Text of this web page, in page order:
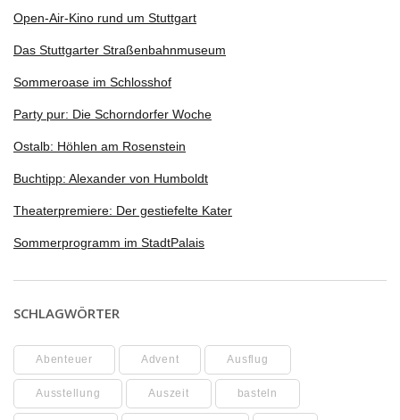
Open-Air-Kino rund um Stuttgart
Das Stuttgarter Straßenbahnmuseum
Sommeroase im Schlosshof
Party pur: Die Schorndorfer Woche
Ostalb: Höhlen am Rosenstein
Buchtipp: Alexander von Humboldt
Theaterpremiere: Der gestiefelte Kater
Sommerprogramm im StadtPalais
SCHLAGWÖRTER
Abenteuer Advent Ausflug
Ausstellung Auszeit basteln